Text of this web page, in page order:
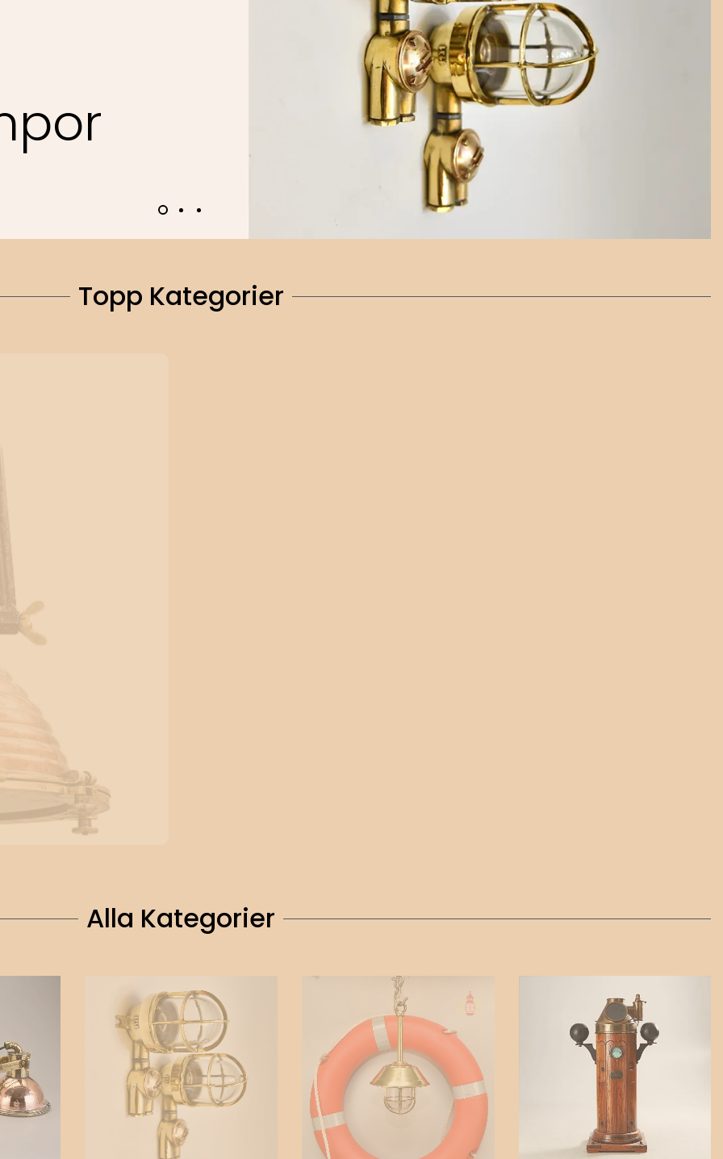
por
Topp Kategorier
Alla Kategorier